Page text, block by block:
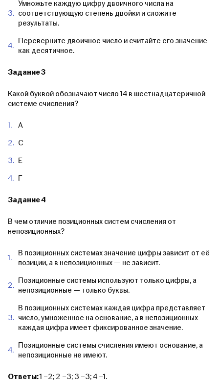
Умножьте каждую цифру двоичного числа на
соответствующую степень двойки и сложите
результаты.
Переверните двоичное число и считайте его значение
как десятичное.
Задание 3
Какой буквой обозначают число 14 в шестнадцатеричной
системе счисления?
A
C
E
F
Задание 4
В чем отличие позиционных систем счисления от
непозиционных?
В позиционных системах значение цифры зависит от её
позиции, а в непозиционных — не зависит.
Позиционные системы используют только цифры, а
непозиционные — только буквы.
В позиционных системах каждая цифра представляет
число, умноженное на основание, а в непозиционных
каждая цифра имеет фиксированное значение.
Позиционные системы счисления имеют основание, а
непозиционные не имеют.
Ответы:1 –2; 2 –3; 3 –3; 4 –1.